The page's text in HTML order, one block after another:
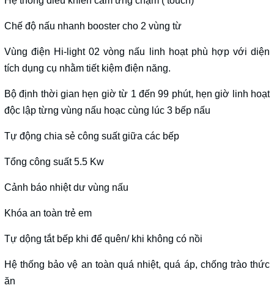
Chế độ nấu nhanh booster cho 2 vùng từ
Vùng điện Hi-light 02 vòng nấu linh hoạt phù hợp với diện
tích dụng cụ nhằm tiết kiệm điện năng.
Bộ định thời gian hẹn giờ từ 1 đến 99 phút, hẹn giờ linh hoạt
độc lập từng vùng nấu hoạc cùng lúc 3 bếp nấu
Tự động chia sẻ công suất giữa các bếp
Tổng công suất 5.5 Kw
Cảnh báo nhiệt dư vùng nấu
Khóa an toàn trẻ em
Tự dộng tắt bếp khi để quên/ khi không có nồi
Hệ thống bảo vệ an toàn quá nhiệt, quá áp, chống trào thức
ăn